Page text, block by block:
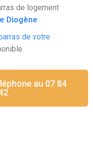
de logement
Diogène
de votre
au 07 84